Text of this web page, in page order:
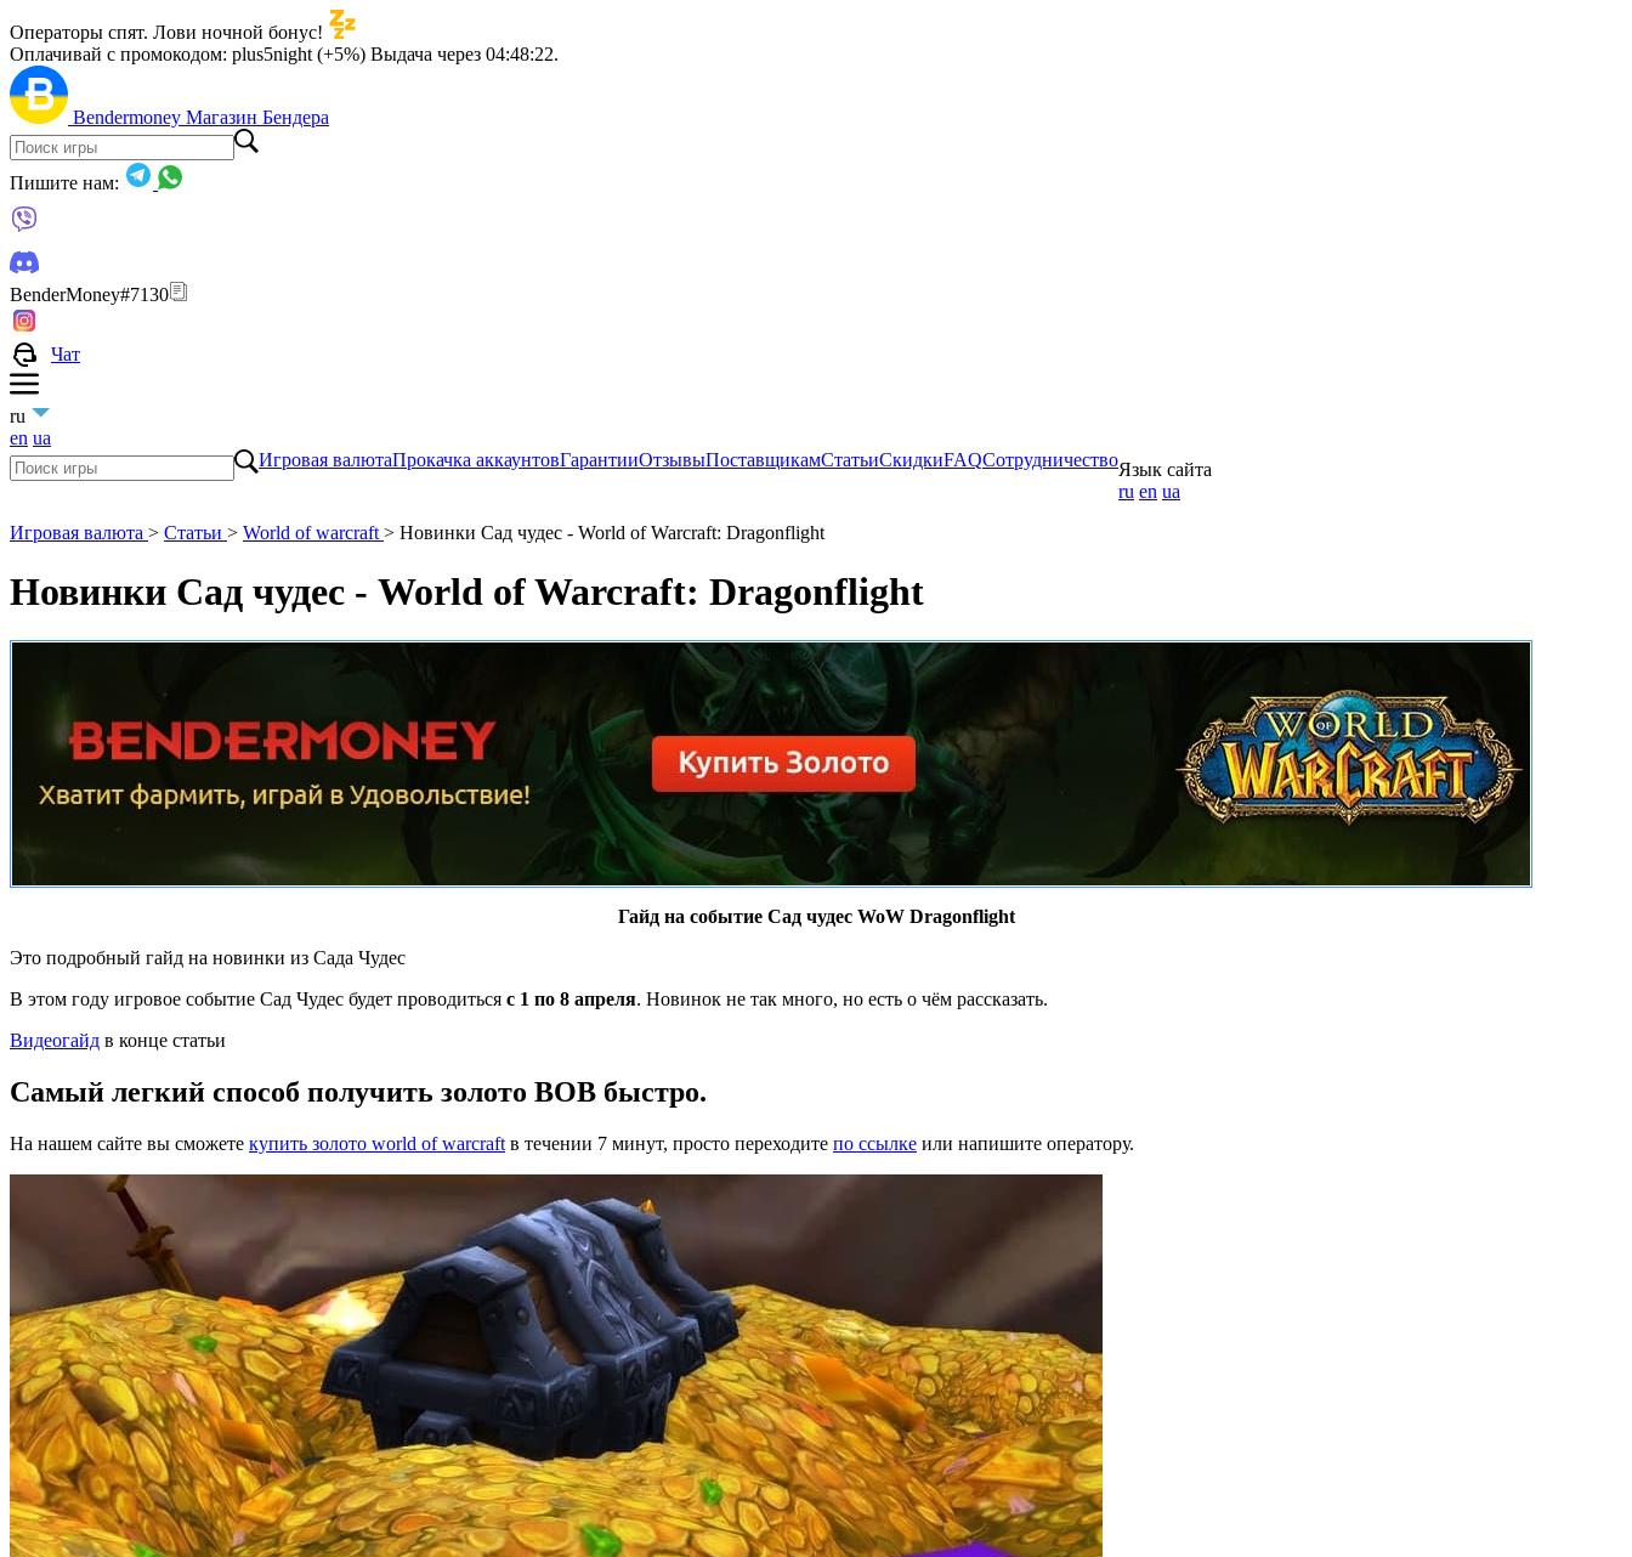
Операторы спят. Лови ночной бонус!
Оплачивай с промокодом: plus5night (+5%) Выдача через 04:48:21.
Bendermoney Магазин Бендера
Пишите нам:
BenderMoney#7130
Чат
ru
en ua
Игровая валютаПрокачка аккаунтовГарантииОтзывыПоставщикамСтатьиСкидкиFAQСотрудничествоЯзык сайта
ru en ua
Игровая валюта > Статьи > World of warcraft > Новинки Сад чудес - World of Warcraft: Dragonflight
Новинки Сад чудес - World of Warcraft: Dragonflight
Гайд на событие Сад чудес WoW Dragonflight
Это подробный гайд на новинки из Сада Чудес
В этом году игровое событие Сад Чудес будет проводиться с 1 по 8 апреля. Новинок не так много, но есть о чём рассказать.
Видеогайд в конце статьи
Самый легкий способ получить золото ВОВ быстро.
На нашем сайте вы сможете купить золото world of warcraft в течении 7 минут, просто переходите по ссылке или напишите оператору.